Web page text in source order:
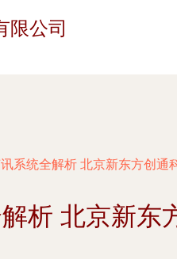
限公司
系统全解析 北京新东方创通
析 北京新东